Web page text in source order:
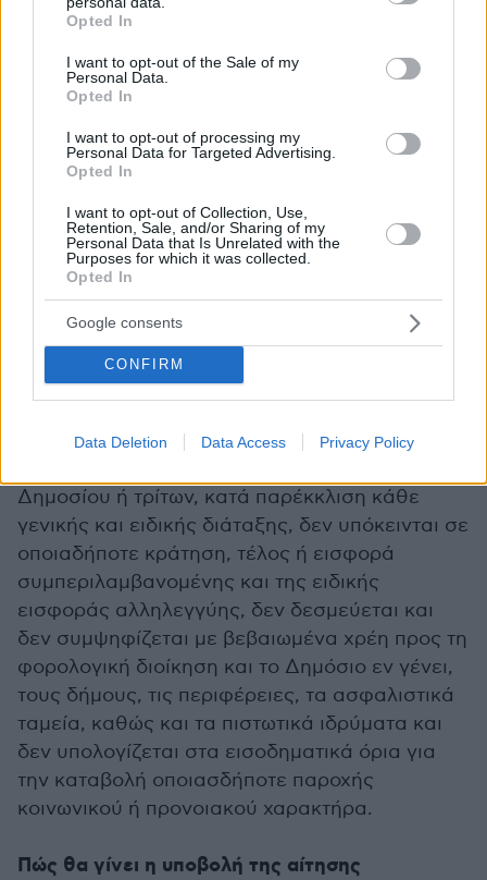
grant or deny consent to Google and its third-party tags to
use your data for below specified purposes in below Google
consent section.
Opted In
I want to opt-out of the Sale of my
Personal Data.
Opted In
I want to opt-out of processing my
Personal Data for Targeted Advertising.
Opted In
I want to opt-out of Collection, Use,
Retention, Sale, and/or Sharing of my
Personal Data that Is Unrelated with the
Purposes for which it was collected.
Opted In
Google consents
CONFIRM
Data Deletion Data Access Privacy Policy
να την υποβάλουν πριν την υποβολή της
χορήγηση του επιδόματος. Για τους
συγκεκριμένους θα ληφθεί υπόψη το καθαρό
οικογενειακό εισόδημα μετά την αφαίρεση των
φόρων, που αποκτήθηκε το 2021.
Για νοικοκυριά πουέχουν κοινό ρολόι
διπλοκατοικίες) η επιδότηση θα δοθεί στο
δικαιούχο που ο ΑΦΜ του αναγράφεται στον
λογαριασμό ηλεκτρικού ρεύματος. Σε
περίπτωση που ο ΑΦΜ δεν ανήκει σε κανέναν
από τους δικαιούχους το ποσό της επιδότησης
επιμερίζεται στους δικαιούχους.
Το ποσό της επιδότησης είναι αφορολόγητο,
Δημοσίου ή τρίτων, κατά παρέκκλιση κάθε
γενικής και ειδικής διάταξης, δεν υπόκεινται σε
οποιαδήποτε κράτηση, τέλος ή εισφορά
συμπεριλαμβανομένης και της ειδικής
εισφοράς αλληλεγγύης, δεν δεσμεύεται και
δεν συμψηφίζεται με βεβαιωμένα χρέη προς τη
φορολογική διοίκηση και το Δημόσιο εν γένει,
τους δήμους, τις περιφέρειες, τα ασφαλιστικά
ταμεία, καθώς και τα πιστωτικά ιδρύματα και
δεν υπολογίζεται στα εισοδηματικά όρια για
την καταβολή οποιασδήποτε παροχής
κοινωνικού ή προνοιακού χαρακτήρα.
Πώς θα γίνει η υποβολή της αίτησης